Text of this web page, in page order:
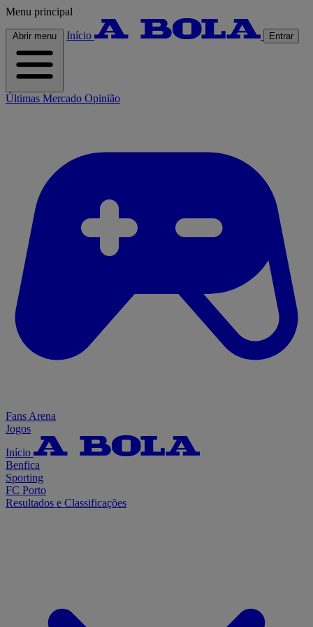
Menu principal
Abrir menu Início Entrar
Últimas Mercado Opinião
Fans Arena
Jogos
Início
Benfica
Sporting
FC Porto
Resultados e Classificações